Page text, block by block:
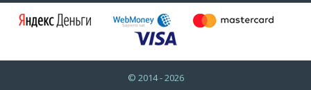
© 2014 - 2026